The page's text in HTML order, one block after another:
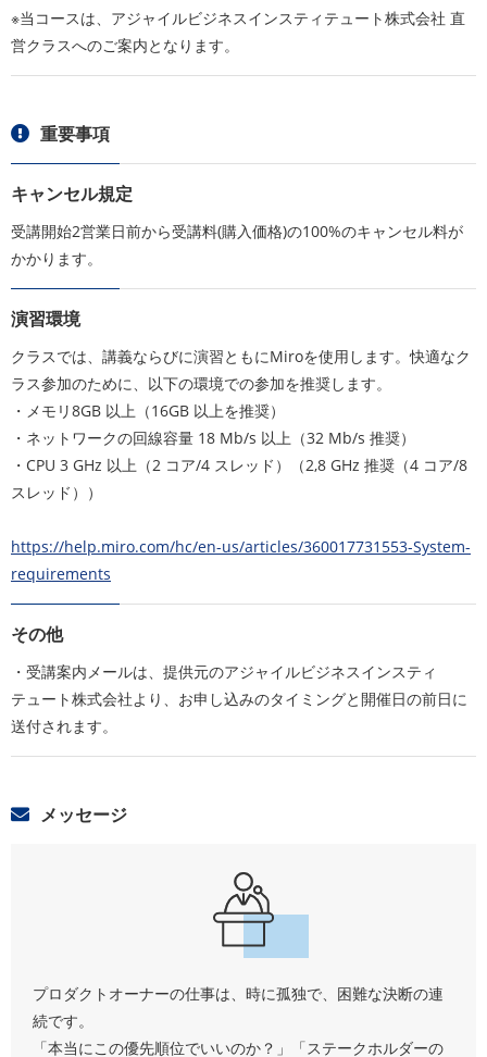
※当コースは、アジャイルビジネスインスティテュート株式会社 直
営クラスへのご案内となります。
重要事項
キャンセル規定
受講開始2営業日前から受講料(購入価格)の100%のキャンセル料が
かかります。
演習環境
クラスでは、講義ならびに演習ともにMiroを使用します。快適なク
ラス参加のために、以下の環境での参加を推奨します。
・メモリ8GB 以上（16GB 以上を推奨）
・ネットワークの回線容量 18 Mb/s 以上（32 Mb/s 推奨）
・CPU 3 GHz 以上（2 コア/4 スレッド）（2,8 GHz 推奨（4 コア/8
スレッド））
https://help.miro.com/hc/en-us/articles/360017731553-System-
requirements
その他
・受講案内メールは、提供元のアジャイルビジネスインスティ
テュート株式会社より、お申し込みのタイミングと開催日の前日に
送付されます。
メッセージ
プロダクトオーナーの仕事は、時に孤独で、困難な決断の連
続です。
「本当にこの優先順位でいいのか？」「ステークホルダーの